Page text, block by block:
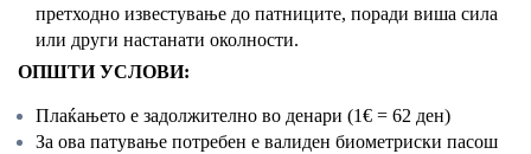
претходно известување до патниците, поради виша сила
или други настанати околности.
ОПШТИ УСЛОВИ:
Плаќањето е задолжително во денари (1€ = 62 ден)
За ова патување потребен е валиден биометриски пасош